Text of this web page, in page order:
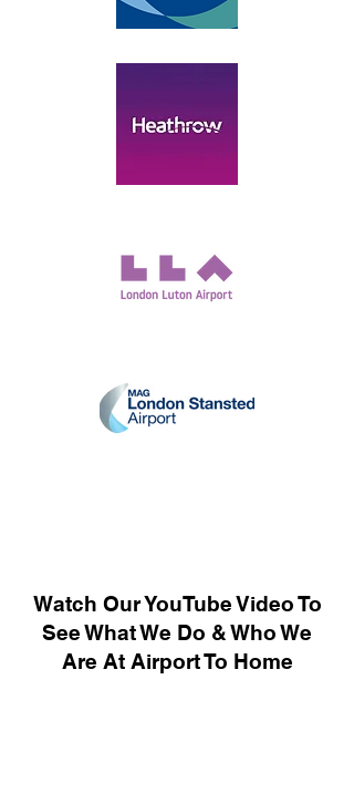
Watch Our YouTube Video To
See What We Do & Who We
Are At Airport To Home